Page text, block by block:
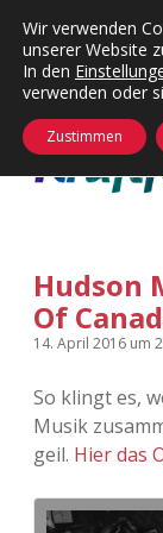
Hudson
Of
14. April 2016 um
So klingt es,
Musik
geil. Hier das
Wir verwenden
unserer Website
In den
verwenden oder
Zustimmen